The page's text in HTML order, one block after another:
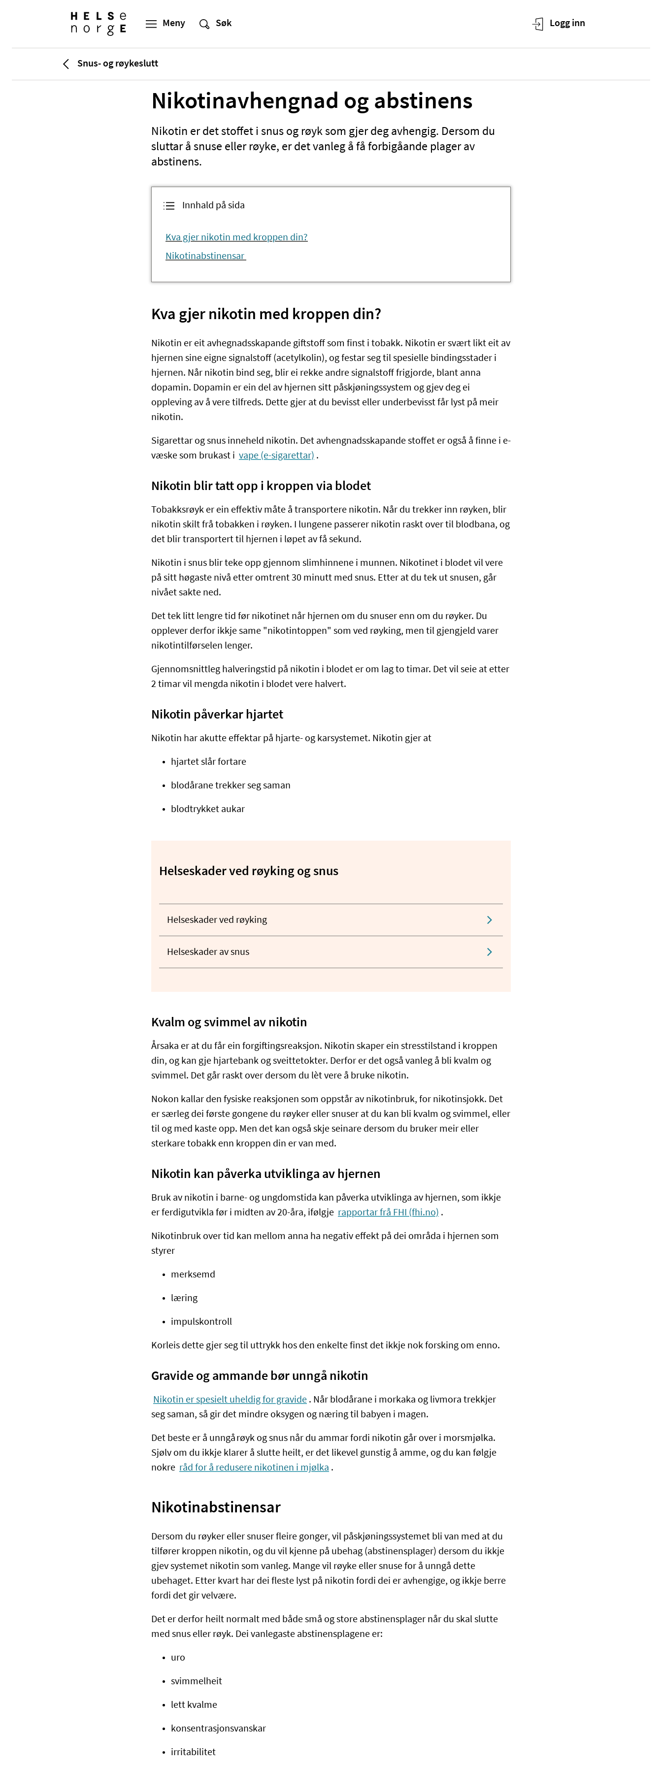
Snus- og røykeslutt
Nikotinavhengnad og abstinens
Nikotin er det stoffet i snus og røyk som gjer deg avhengig. Dersom du
sluttar å snuse eller røyke, er det vanleg å få forbigåande plager av
abstinens.
Innhald på sida
​​​​​​​​​​​​​​​​Kva gjer nikotin med kroppen din?
Nikotinabstinensar
​​​​​​​​​​​​​​​​Kva gjer nikotin med kroppen din?
Nikotin er eit avhegnadsskapande giftstoff som finst i tobakk. Nikotin er svært likt eit av
hjernen sine eigne signalstoff (acetylkolin), og festar seg til spesielle bindingsstader i
hjernen. Når nikotin bind seg, blir ei rekke andre signalstoff frigjorde, blant anna
dopamin. Dopamin er ein del av hjernen sitt påskjøningssystem og gjev deg ei
oppleving av å vere tilfreds. Dette gjer at du bevisst eller underbevisst får lyst på meir
nikotin.
Sigarettar og snus inneheld nikotin. Det avhengnadsskapande stoffet er også å finne i e-
væske som brukast i vape (e-sigarettar) .
Nikotin blir tatt opp i kroppen via blodet
Tobakksrøyk er ein effektiv måte å transportere nikotin. Når du trekker inn røyken, blir
nikotin skilt frå tobakken i røyken. I lungene passerer nikotin raskt over til blodbana, og
det blir transportert til hjernen i løpet av få sekund.
Nikotin i snus blir teke opp gjennom slimhinnene i munnen. Nikotinet i blodet vil vere
på sitt høgaste nivå etter omtrent 30 minutt med snus. Etter at du tek ut snusen, går
nivået sakte ned.
Det tek litt lengre tid før nikotinet når hjernen om du snuser enn om du røyker. Du
opplever derfor ikkje same "nikotintoppen" som ved røyking, men til gjengjeld varer
nikotintilførselen lenger.
Gjennomsnittleg halveringstid på nikotin i blodet er om lag to timar. Det vil seie at etter
2 timar vil mengda nikotin i blodet vere halvert.
Nikotin påverkar hjartet
Nikotin har akutte effektar på hjarte- og karsystemet. Nikotin gjer at
hjartet slår fortare
blodårane trekker seg saman
blodtrykket aukar
Helseskader ved røyking og snus
Helseskader ved røyking
Helseskader av snus
Kvalm og svimmel av nikotin
Årsaka er at du får ein forgiftingsreaksjon. Nikotin skaper ein stresstilstand i kroppen
din, og kan gje hjartebank og sveittetokter. Derfor er det også vanleg å bli kvalm og
svimmel. Det går raskt over dersom du lèt vere å bruke nikotin.
Nokon kallar den fysiske reaksjonen som oppstår av nikotinbruk, for nikotinsjokk. Det
er særleg dei første gongene du røyker eller snuser at du kan bli kvalm og svimmel, eller
til og med kaste opp. Men det kan også skje seinare dersom du bruker meir eller
sterkare tobakk enn kroppen din er van med.
Nikotin kan påverka utviklinga av hjernen
Bruk av nikotin i barne- og ungdomstida kan påverka utviklinga av hjernen, som ikkje
er ferdigutvikla før i midten av 20-åra, ifølgje rapportar frå FHI (fhi.no) .
Nikotinbruk over tid kan mellom anna ha negativ effekt på dei områda i hjernen som
styrer
merksemd
læring
impulskontroll
Korleis dette gjer seg til uttrykk hos den enkelte finst det ikkje nok forsking om enno.
Gravide og ammande bør unngå nikotin
Nikotin er spesielt uheldig for gravide . Når blodårane i morkaka og livmora trekkjer
seg saman, så gir det mindre oksygen og næring til babyen i magen.
Det beste er å unngå røyk og snus når du ammar fordi nikotin går over i morsmjølka.
Sjølv om du ikkje klarer å slutte heilt, er det likevel gunstig å amme, og du kan følgje
nokre råd for å redusere nikotinen i mjølka .
Nikotinabstinensar
Dersom du røyker eller snuser fleire gonger, vil påskjøningssystemet bli van med at du
tilfører kroppen nikotin, og du vil kjenne på ubehag (abstinensplager) dersom du ikkje
gjev systemet nikotin som vanleg. Mange vil røyke eller snuse for å unngå dette
ubehaget. Etter kvart har dei fleste lyst på nikotin fordi dei er avhengige, og ikkje berre
fordi det gir velvære.
Det er derfor heilt normalt med både små og store abstinensplager når du skal slutte
med snus eller røyk. Dei vanlegaste abstinensplagene er:
uro
svimmelheit
lett kvalme
konsentrasjonsvanskar
irritabilitet